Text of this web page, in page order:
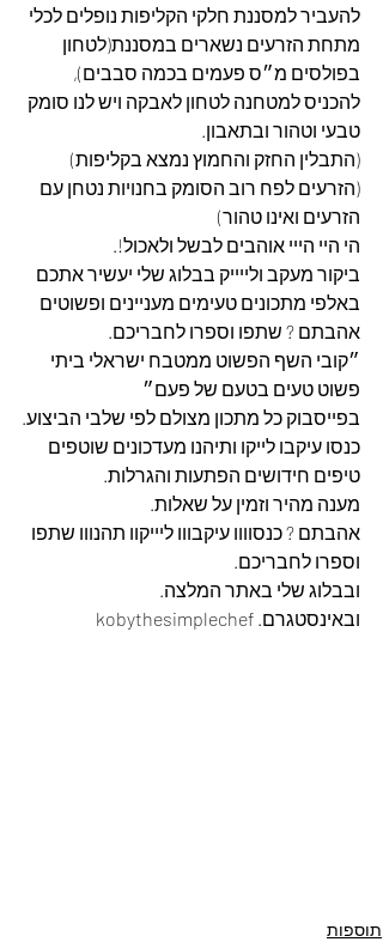
להעביר למסננת חלקי הקליפות נופלים לכלי
מתחת הזרעים נשארים במסננת(לטחון
בפולסים מ״ס פעמים בכמה סבבים),
להכניס למטחנה לטחון לאבקה ויש לנו סומק
טבעי וטהור ובתאבון.
(התבלין החזק והחמוץ נמצא בקליפות)
(הזרעים לפח רוב הסומק בחנויות נטחן עם
הזרעים ואינו טהור)
הי היי הייי אוהבים לבשל ולאכול!.
ביקור מעקב ולייייק בבלוג שלי יעשיר אתכם
באלפי מתכונים טעימים מעניינים ופשוטים
אהבתם ? שתפו וספרו לחבריכם.
״קובי השף הפשוט ממטבח ישראלי ביתי
פשוט טעים בטעם של פעם״
בפייסבוק כל מתכון מצולם לפי שלבי הביצוע.
כנסו עיקבו לייקו ותיהנו מעדכונים שוטפים
טיפים חידושים הפתעות והגרלות.
מענה מהיר וזמין על שאלות.
אהבתם ? כנסוווו עיקבווו ליייקוו תהנווו שתפו
וספרו לחבריכם.
ובבלוג שלי באתר המלצה.
ובאינסטגרם. kobythesimplechef
תוספות